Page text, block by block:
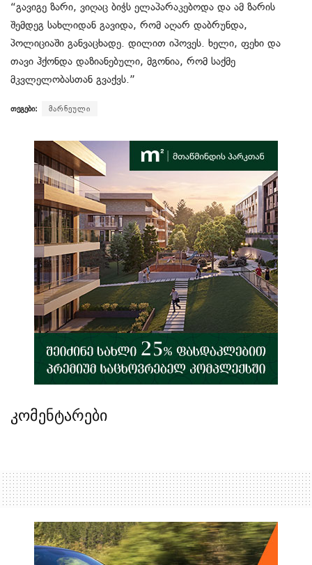
“გავიგე ზარი, ვიღაც ბიჭს ელაპარაკებოდა და ამ ზარის
შემდეგ სახლიდან გავიდა, რომ აღარ დაბრუნდა,
პოლიციაში განვაცხადე. დილით იპოვეს. ხელი, ფეხი და
თავი ჰქონდა დაზიანებული, მგონია, რომ საქმე
მკვლელობასთან გვაქვს.”
თეგები: მარნეული
კომენტარები